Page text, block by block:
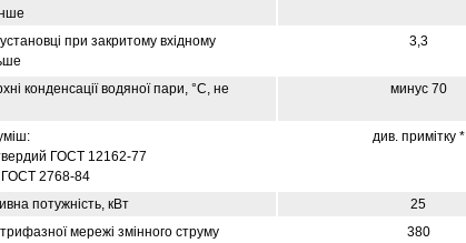
при закритому вхідному
3,3
конденсації водяної пари, °С, не
минус 70
ГОСТ 12162-77
ГОСТ 2768-84
див. примітку *
потужність, кВт
25
мережі змінного струму
380